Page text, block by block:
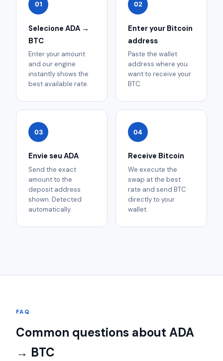
01
Selecione ADA →
BTC
Enter your amount
and our engine
instantly shows the
best available rate.
02
Enter your Bitcoin
address
Paste the wallet
address where you
want to receive your
BTC.
03
Envie seu ADA
Send the exact
amount to the
deposit address
shown. Detected
automatically.
04
Receive Bitcoin
We execute the
swap at the best
rate and send BTC
directly to your
wallet.
FAQ
Common questions about ADA
→ BTC